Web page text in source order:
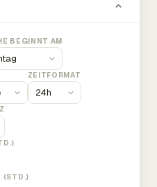
BEGINNT AM
ZEITFORMAT
(STD.)